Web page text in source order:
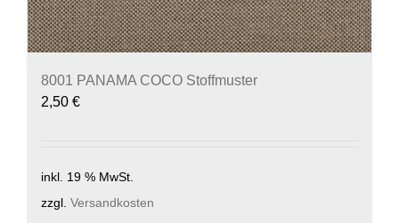
8001 PANAMA COCO Stoffmuster
2,50 €
inkl. 19 % MwSt.
zzgl. Versandkosten